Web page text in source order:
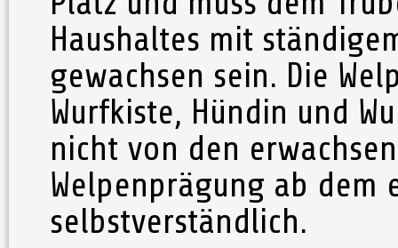
Haushaltes mit
gewachsen sein. Die
Wurfkiste, Hündin und
nicht von den
Welpenprägung ab dem
selbstverständlich.